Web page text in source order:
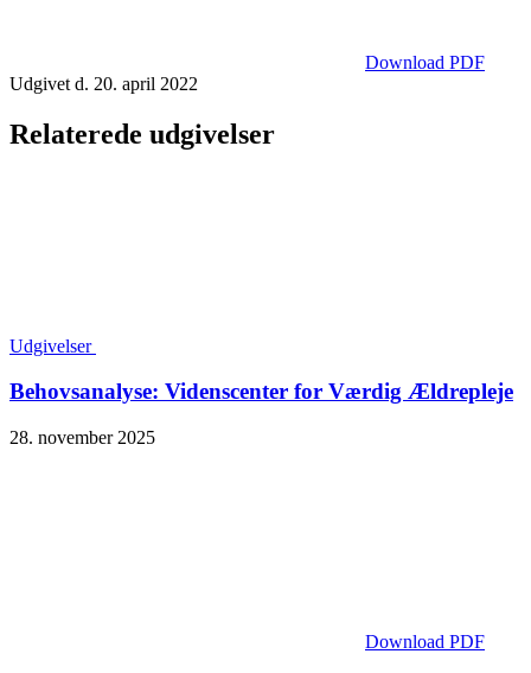
Download PDF
Udgivet d. 20. april 2022
Relaterede udgivelser
Udgivelser
Behovsanalyse: Videnscenter for Værdig Ældrepleje
28. november 2025
Download PDF